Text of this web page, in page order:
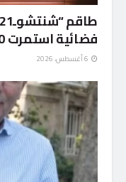
فضائية استمرت 210 أيام